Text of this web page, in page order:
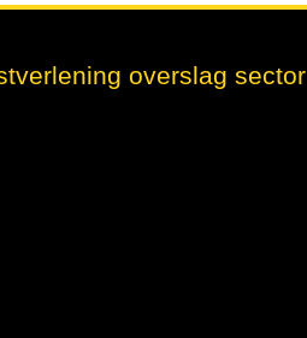
overslag sector